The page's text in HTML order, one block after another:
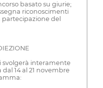
basato su giurie;
riconoscimenti
partecipazione del
svolgerà interamente
14 al 21 novembre